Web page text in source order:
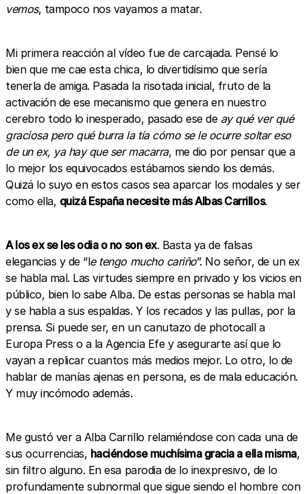
vemos, tampoco nos vayamos a matar.
Mi primera reacción al vídeo fue de carcajada. Pensé lo
bien que me cae esta chica, lo divertidísimo que sería
tenerla de amiga. Pasada la risotada inicial, fruto de la
activación de ese mecanismo que genera en nuestro
cerebro todo lo inesperado, pasado ese de ay qué ver qué
graciosa pero qué burra la tía cómo se le ocurre soltar eso
de un ex, ya hay que ser macarra, me dio por pensar que a
lo mejor los equivocados estábamos siendo los demás.
Quizá lo suyo en estos casos sea aparcar los modales y ser
como ella, quizá España necesite más Albas Carrillos.
A los ex se les odia o no son ex. Basta ya de falsas
elegancias y de “le tengo mucho cariño”. No señor, de un ex
se habla mal. Las virtudes siempre en privado y los vicios en
público, bien lo sabe Alba. De estas personas se habla mal
y se habla a sus espaldas. Y los recados y las pullas, por la
prensa. Si puede ser, en un canutazo de photocall a
Europa Press o a la Agencia Efe y asegurarte así que lo
vayan a replicar cuantos más medios mejor. Lo otro, lo de
hablar de manías ajenas en persona, es de mala educación.
Y muy incómodo además.
Me gustó ver a Alba Carrillo relamiéndose con cada una de
sus ocurrencias, haciéndose muchísima gracia a ella misma,
sin filtro alguno. En esa parodia de lo inexpresivo, de lo
profundamente subnormal que sigue siendo el hombre con